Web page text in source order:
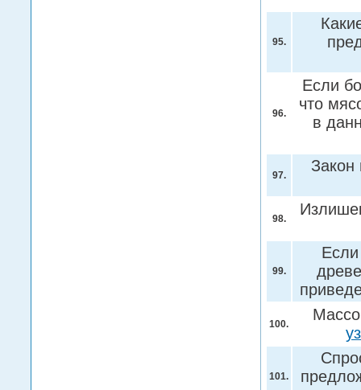
95.
96.
Если
что
в
97.
98.
99.
Если
100.
101.